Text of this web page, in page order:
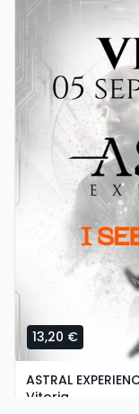
13,20 €
ASTRAL
Vitoria